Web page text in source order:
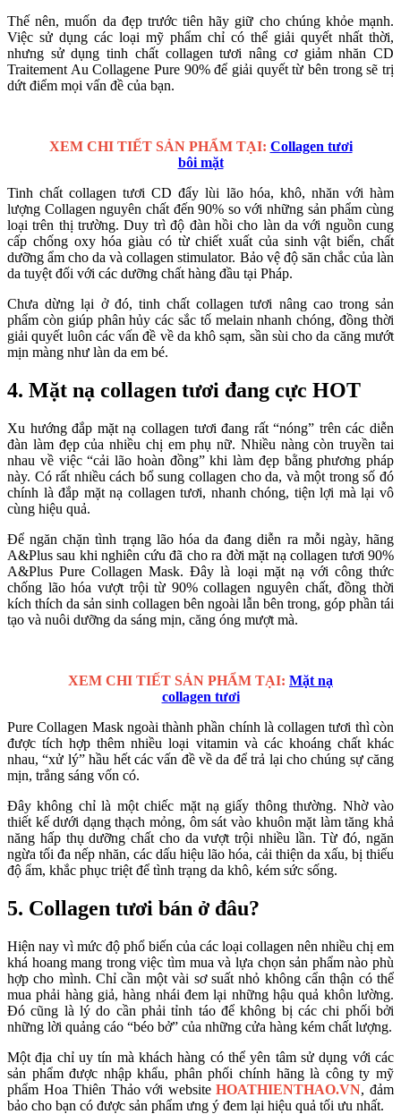
Thế nên, muốn da đẹp trước tiên hãy giữ cho chúng khỏe mạnh.
Việc sử dụng các loại mỹ phẩm chỉ có thể giải quyết nhất thời,
nhưng sử dụng tinh chất collagen tươi nâng cơ giảm nhăn CD
Traitement Au Collagene Pure 90% để giải quyết từ bên trong sẽ trị
dứt điểm mọi vấn đề của bạn.
XEM CHI TIẾT SẢN PHẨM TẠI: Collagen tươi
bôi mặt
Tinh chất collagen tươi CD đẩy lùi lão hóa, khô, nhăn với hàm
lượng Collagen nguyên chất đến 90% so với những sản phẩm cùng
loại trên thị trường. Duy trì độ đàn hồi cho làn da với nguồn cung
cấp chống oxy hóa giàu có từ chiết xuất của sinh vật biển, chất
dưỡng ẩm cho da và collagen stimulator. Bảo vệ độ săn chắc của làn
da tuyệt đối với các dưỡng chất hàng đầu tại Pháp.
Chưa dừng lại ở đó, tinh chất collagen tươi nâng cao trong sản
phẩm còn giúp phân hủy các sắc tố melain nhanh chóng, đồng thời
giải quyết luôn các vấn đề về da khô sạm, sần sùi cho da căng mướt
mịn màng như làn da em bé.
4. Mặt nạ collagen tươi đang cực HOT
Xu hướng đắp mặt nạ collagen tươi đang rất “nóng” trên các diễn
đàn làm đẹp của nhiều chị em phụ nữ. Nhiều nàng còn truyền tai
nhau về việc “cải lão hoàn đồng” khi làm đẹp bằng phương pháp
này. Có rất nhiều cách bổ sung collagen cho da, và một trong số đó
chính là đắp mặt nạ collagen tươi, nhanh chóng, tiện lợi mà lại vô
cùng hiệu quả.
Để ngăn chặn tình trạng lão hóa da đang diễn ra mỗi ngày, hãng
A&Plus sau khi nghiên cứu đã cho ra đời mặt nạ collagen tươi 90%
A&Plus Pure Collagen Mask. Đây là loại mặt nạ với công thức
chống lão hóa vượt trội từ 90% collagen nguyên chất, đồng thời
kích thích da sản sinh collagen bên ngoài lẫn bên trong, góp phần tái
tạo và nuôi dưỡng da sáng mịn, căng óng mượt mà.
XEM CHI TIẾT SẢN PHẨM TẠI: Mặt nạ
collagen tươi
Pure Collagen Mask ngoài thành phần chính là collagen tươi thì còn
được tích hợp thêm nhiều loại vitamin và các khoáng chất khác
nhau, “xử lý” hầu hết các vấn đề về da để trả lại cho chúng sự căng
mịn, trắng sáng vốn có.
Đây không chỉ là một chiếc mặt nạ giấy thông thường. Nhờ vào
thiết kế dưới dạng thạch mỏng, ôm sát vào khuôn mặt làm tăng khả
năng hấp thụ dưỡng chất cho da vượt trội nhiều lần. Từ đó, ngăn
ngừa tối đa nếp nhăn, các dấu hiệu lão hóa, cải thiện da xấu, bị thiếu
độ ẩm, khắc phục triệt để tình trạng da khô, kém sức sống.
5. Collagen tươi bán ở đâu?
Hiện nay vì mức độ phổ biến của các loại collagen nên nhiều chị em
khá hoang mang trong việc tìm mua và lựa chọn sản phẩm nào phù
hợp cho mình. Chỉ cần một vài sơ suất nhỏ không cẩn thận có thể
mua phải hàng giả, hàng nhái đem lại những hậu quả khôn lường.
Đó cũng là lý do cần phải tỉnh táo để không bị các chi phối bởi
những lời quảng cáo “béo bở” của những cửa hàng kém chất lượng.
Một địa chỉ uy tín mà khách hàng có thể yên tâm sử dụng với các
sản phẩm được nhập khẩu, phân phối chính hãng là công ty mỹ
phẩm Hoa Thiên Thảo với websiteHOATHIENTHAO.VN, đảm
bảo cho bạn có được sản phẩm ưng ý đem lại hiệu quả tối ưu nhất.